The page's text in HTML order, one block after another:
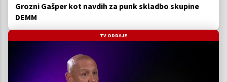
Grozni Gašper kot navdih za punk skladbo skupine
DEMM
TV ODDAJE